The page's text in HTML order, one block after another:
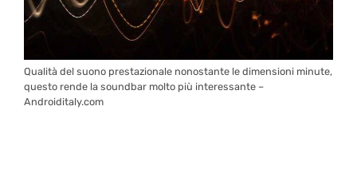
Qualità del suono prestazionale nonostante le dimensioni minute,
questo rende la soundbar molto più interessante –
Androiditaly.com